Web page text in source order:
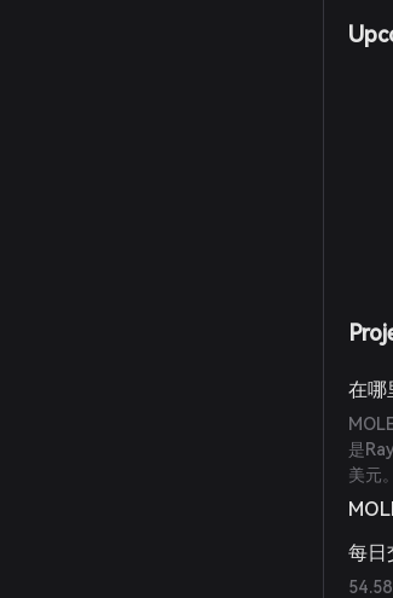
在哪
是
美元。
每日